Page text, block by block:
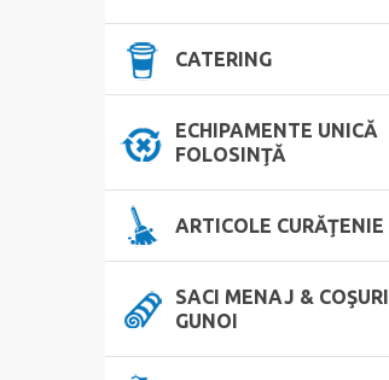
CATERING
ECHIPAMENTE UNICĂ
FOLOSINŢĂ
ARTICOLE CURĂŢENIE
SACI MENAJ & COŞURI
GUNOI